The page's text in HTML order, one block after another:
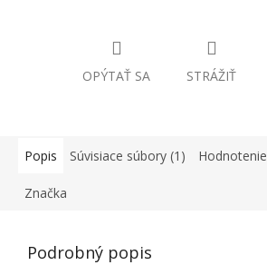
OPÝTAŤ SA STRÁŽIŤ
Popis Súvisiace súbory (1) Hodnotenie
Značka
Podrobný popis